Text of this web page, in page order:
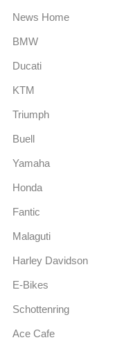
News Home
BMW
Ducati
KTM
Triumph
Buell
Yamaha
Honda
Fantic
Malaguti
Harley Davidson
E-Bikes
Schottenring
Ace Cafe